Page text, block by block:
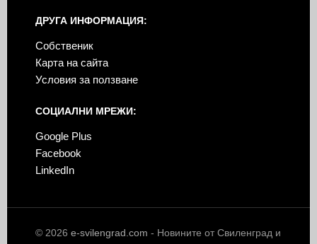
ДРУГА ИНФОРМАЦИЯ:
Собственик
Карта на сайта
Условия за ползване
СОЦИАЛНИ МРЕЖИ:
Google Plus
Facebook
LinkedIn
© 2026e-svilengrad.com - Новините от Свиленград и